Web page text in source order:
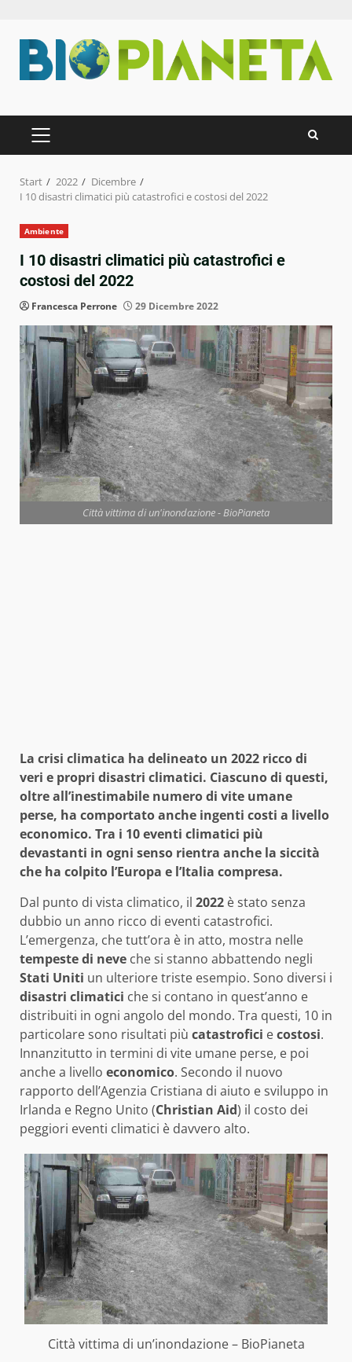
Inhalt
springen
PRIMÄRES
MENÜ
Start 2022
Dicembre
I 10 disastri climatici più catastrofici e costosi del 2022
Ambiente
I 10 disastri climatici più catastrofici e
costosi del 2022
Francesca Perrone 29 Dicembre 2022
Città vittima di un'inondazione - BioPianeta
La crisi climatica ha delineato un 2022 ricco di
veri e propri disastri climatici. Ciascuno di questi,
oltre all’inestimabile numero di vite umane
perse, ha comportato anche ingenti costi a livello
economico. Tra i 10 eventi climatici più
devastanti in ogni senso rientra anche la siccità
che ha colpito l’Europa e l’Italia compresa.
Dal punto di vista climatico, il 2022 è stato senza
dubbio un anno ricco di eventi catastrofici.
L’emergenza, che tutt’ora è in atto, mostra nelle
tempeste di neve che si stanno abbattendo negli
Stati Uniti un ulteriore triste esempio. Sono diversi i
disastri climatici che si contano in quest’anno e
distribuiti in ogni angolo del mondo. Tra questi, 10 in
particolare sono risultati più catastrofici ecostosi.
Innanzitutto in termini di vite umane perse, e poi
anche a livello economico. Secondo il nuovo
rapporto dell’Agenzia Cristiana di aiuto e sviluppo in
Irlanda e Regno Unito (Christian Aid) il costo dei
peggiori eventi climatici è davvero alto.
Città vittima di un’inondazione – BioPianeta